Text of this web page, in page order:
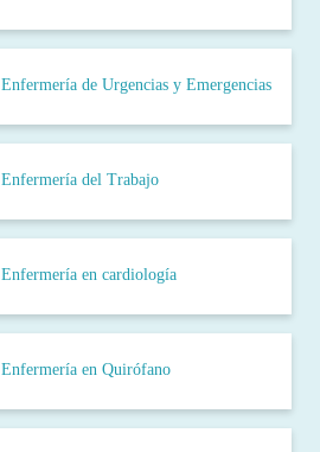
Enfermería de Urgencias y Emergencias
Enfermería del Trabajo
Enfermería en cardiología
Enfermería en Quirófano